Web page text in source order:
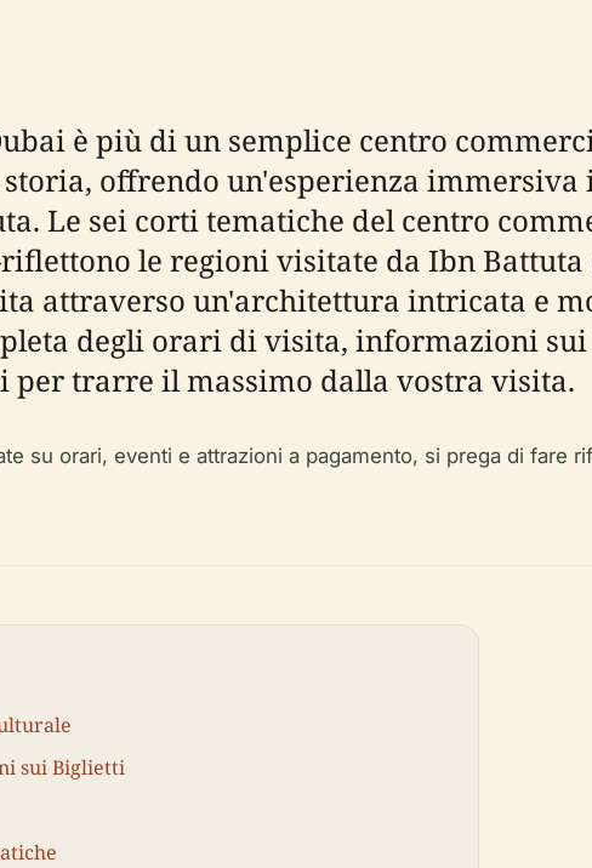
è più di un semplice centro
offrendo un'esperienza
Le sei corti tematiche del centro
le regioni visitate da Ibn Battuta
attraverso un'architettura intricata e
degli orari di visita, informazioni
per trarre il massimo dalla vostra visita.
su orari, eventi e attrazioni a pagamento, si prega di fare
sui Biglietti